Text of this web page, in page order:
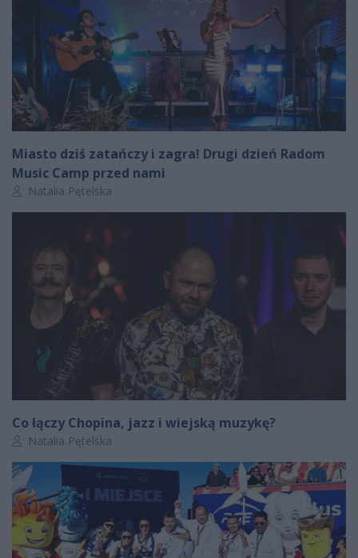
Miasto dziś zatańczy i zagra! Drugi dzień Radom
Music Camp przed nami
Autor artykułu:
Natalia Pętelska
Co łączy Chopina, jazz i wiejską muzykę?
Autor artykułu:
Natalia Pętelska